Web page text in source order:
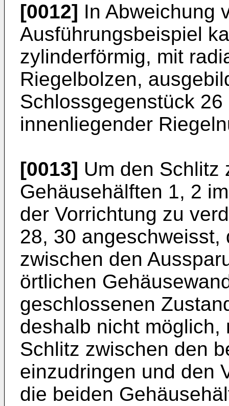
[0012] In Abweichung
Ausführungsbeispiel
zylinderförmig, mit
Riegelbolzen,
Schlossgegenstück
innenliegender
[0013] Um den Schlitz
Gehäusehälften 1, 2
der Vorrichtung zu
28, 30
zwischen den
örtlichen
geschlossenen
deshalb nicht möglich,
Schlitz zwischen den
einzudringen und den
die beiden